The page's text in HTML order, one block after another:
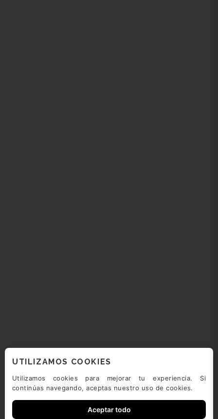
UTILIZAMOS COOKIES
Utilizamos cookies para mejorar tu experiencia. Si
continúas navegando, aceptas nuestro uso de cookies.
Aceptar todo